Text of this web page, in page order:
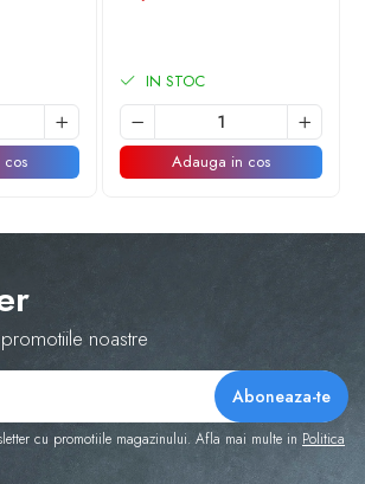
neumflat.
aer sau heliu.
durata de viața a balonului, evita
la soare, aer condiționat, ger sau alte
a transforma orice eveniment într-o
plina de culoare și eleganța!
IN STOC
Adauga in cos
noastre
cu promotiile magazinului. Afla mai multe in Politica